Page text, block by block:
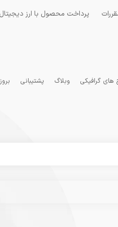
پرداخت محصول با ارز دیجیتال
های گرافیکی وبلاگ پشتیبانی